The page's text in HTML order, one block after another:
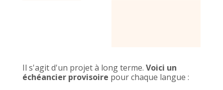
Il s'agit d'un projet à long terme. Voici un
échéancier provisoire pour chaque langue :